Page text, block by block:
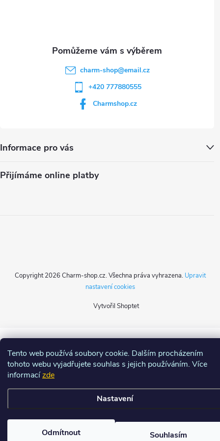
Tento web používá soubory cookie. Dalším procházením
tohoto webu vyjadřujete souhlas s jejich používáním. Více
informacízde
Nastavení
Odmítnout Souhlasím
charm-shop@email.cz
+420 777880555
Charmshop.cz
Informace pro vás
Přijímáme online platby
Vytvořil Shoptet
Copyright 2026 Charm-shop.cz. Všechna práva vyhrazena. Upravit
nastavení cookies